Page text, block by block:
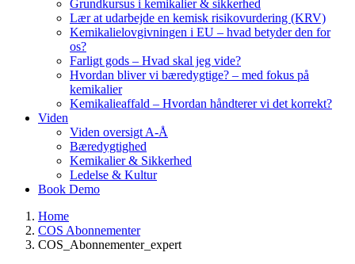
Grundkursus i kemikalier & sikkerhed
Lær at udarbejde en kemisk risikovurdering (KRV)
Kemikalielovgivningen i EU – hvad betyder den for
os?
Farligt gods – Hvad skal jeg vide?
Hvordan bliver vi bæredygtige? – med fokus på
kemikalier
Kemikalieaffald – Hvordan håndterer vi det korrekt?
Viden
Viden oversigt A-Å
Bæredygtighed
Kemikalier & Sikkerhed
Ledelse & Kultur
Book Demo
Home
COS Abonnementer
COS_Abonnementer_expert